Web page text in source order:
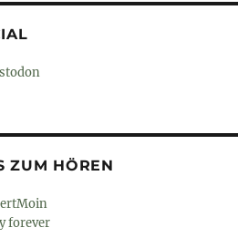
ZUM HÖREN
forever